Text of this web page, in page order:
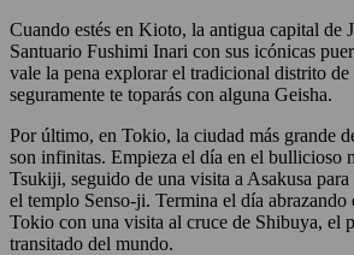
Cuando estés en Kioto, la antigua capital de
Santuario Fushimi Inari con sus icónicas
vale la pena explorar el tradicional distrito
seguramente te toparás con alguna Geisha.
Por último, en Tokio, la ciudad más grande
son infinitas. Empieza el día en el bullicioso
Tsukiji, seguido de una visita a Asakusa
el templo Senso-ji. Termina el día abrazando
Tokio con una visita al cruce de Shibuya, el
transitado del mundo.